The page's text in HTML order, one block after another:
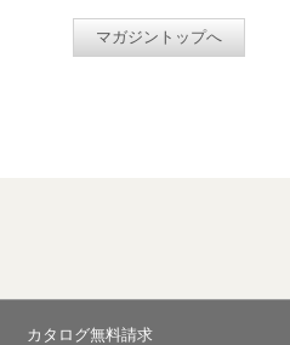
マガジントップへ
カタログ無料請求